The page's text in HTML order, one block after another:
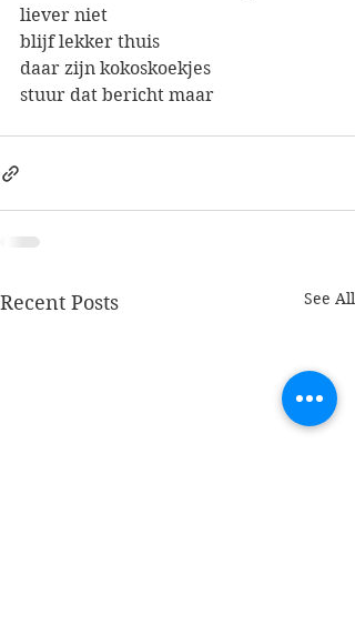
liever niet
blijf lekker thuis
daar zijn kokoskoekjes
stuur dat bericht maar
Recent Posts See All